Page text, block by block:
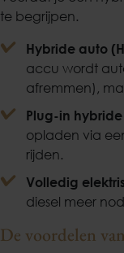
te begrijpen.
Hybride auto
accu wordt
afremmen),
Plug-in hybride
opladen via
rijden.
Volledig
diesel meer
De voordelen